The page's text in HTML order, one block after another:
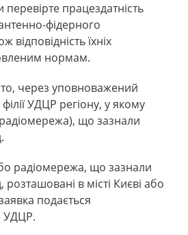
працездатність
фідерного
відповідність їхніх
нормам.
через уповноважений
УДЦР регіону, у якому
що зазнали
радіомережа, що зазнали
розташовані в місті Києві або
подається
УДЦР.